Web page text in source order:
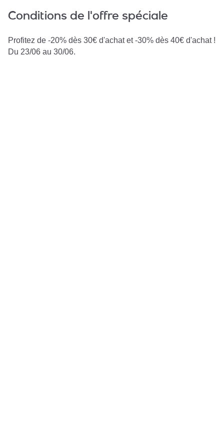
Conditions de l'offre spéciale
Profitez de -20% dès 30€ d'achat et -30% dès 40€ d'achat !
Du 23/06 au 30/06.